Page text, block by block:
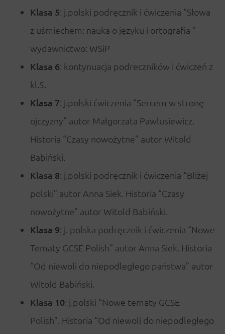
Klasa 5: j.polski podręcznik i ćwiczenia “Słowa
z uśmiechem: nauka o języku i ortografia ”
wydawnictwo: WSiP
Klasa 6: kontynuacja podreczników i ćwiczeń z
kl.5.
Klasa 7: j.polski ćwiczenia “Sercem w stronę
ojczyzny” autor Małgorzata Pawlusiewicz.
Historia “Czasy nowożytne” autor Witold
Babiński.
Klasa 8: j.polski podręcznik i ćwiczenia “Bliżej
polski” autor Anna Siek. Historia “Czasy
nowożytne” autor Witold Babiński.
Klasa 9: j. polska podręcznik i ćwiczenia “Nowe
Tematy GCSE Polish” autor Anna Siek. Historia
“Od niewoli do niepodległego państwa” autor
Witold Babiński.
Klasa 10: j.polski “Nowe tematy GCSE
Polish”. Historia “Od niewoli do niepodległego